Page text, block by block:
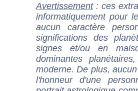
Avertissement: ces
informatiquement pour
aucun caractère
significations des
signes et/ou en
dominantes
moderne. De plus,
l'honneur d'une